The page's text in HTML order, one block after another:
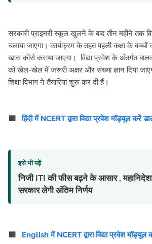
सरकारी प्राइमरी स्कूल खुलने के बाद तीन महीने तक
चलाया जाएगा। कार्यक्रम के तहत पहली कक्षा के बच्चों
खास कोर्स कराया जाएगा। विद्या प्रवेश के अंतर्गत
को खेल-खेल में जरूरी अक्षर और संख्या ज्ञान दिया
शिक्षा विभाग ने तैयारियां शुरू कर दी हैं।
🟥हिंदी में NCERT द्वारा विद्या प्रवेश मॉड्यूल करें
इसे भी पढ़ें
निजी ITI की फीस बढ़ने के आसार ,
सरकार लेगी अंतिम निर्णय
🟥 English में NCERT द्वारा विद्या प्रवेश मॉड्यूल